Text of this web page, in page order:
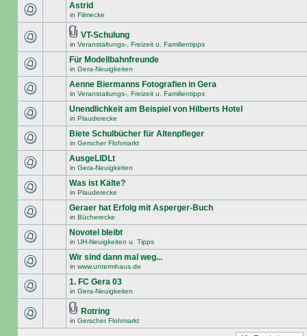
Astrid
in Filmecke
VT-Schulung
in Veranstaltungs-, Freizeit u. Familientipps
Für Modellbahnfreunde
in Gera-Neuigkeiten
Aenne Biermanns Fotografien in Gera
in Veranstaltungs-, Freizeit u. Familientipps
Unendlichkeit am Beispiel von Hilberts Hotel
in Plauderecke
Biete Schulbücher für Altenpfleger
in Gerscher Flohmarkt
AusgeLIDLt
in Gera-Neuigkeiten
Was ist Kälte?
in Plauderecke
Geraer hat Erfolg mit Asperger-Buch
in Bücherecke
Novotel bleibt
in UH-Neuigkeiten u. Tipps
Wir sind dann mal weg...
in www.untermhaus.de
1. FC Gera 03
in Gera-Neuigkeiten
Rotring
in Gerscher Flohmarkt